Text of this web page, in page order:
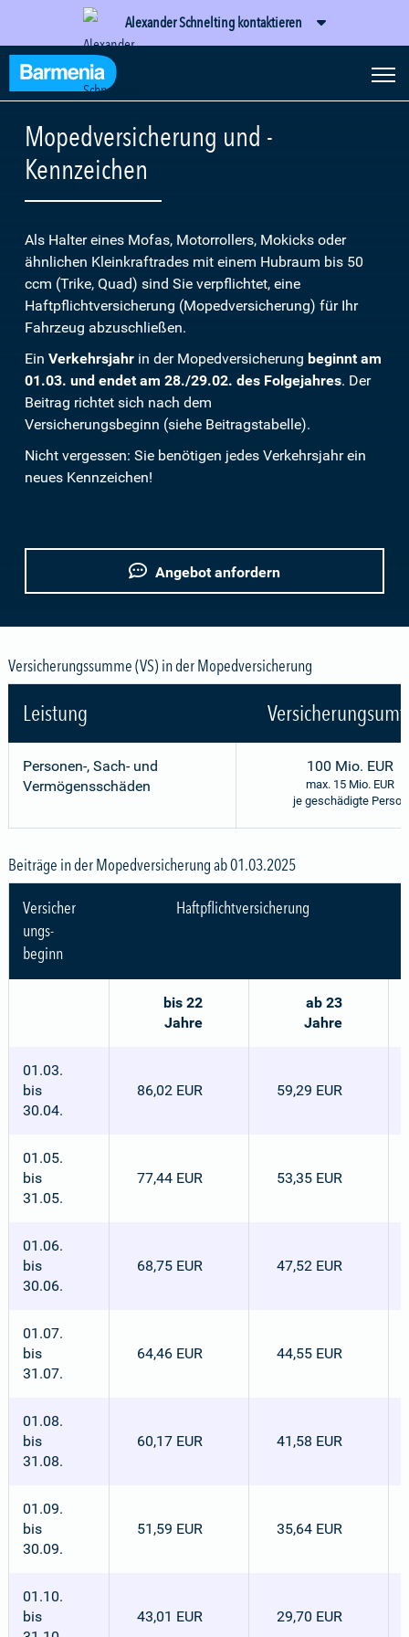
Alexander Schnelting kontaktieren
Mopedversicherung und -
Kennzeichen
Als Halter eines Mofas, Motorrollers, Mokicks oder
ähnlichen Kleinkraftrades mit einem Hubraum bis 50
ccm (Trike, Quad) sind Sie verpflichtet, eine
Haftpflichtversicherung (Mopedversicherung) für Ihr
Fahrzeug abzuschließen.
Ein Verkehrsjahr in der Mopedversicherung beginnt am
01.03. und endet am 28./29.02. des Folgejahres. Der
Beitrag richtet sich nach dem
Versicherungsbeginn (siehe Beitragstabelle).
Nicht vergessen: Sie benötigen jedes Verkehrsjahr ein
neues Kennzeichen!
Angebot anfordern
Versicherungssumme (VS) in der Mopedversicherung
Leistung
Personen-, Sach- und
Vermögensschäden
100 Mio. EUR
max. 15 Mio. EUR
je geschädigte Person
Beiträge in der Mopedversicherung ab 01.03.2025
Versicher
ungs-
beginn
Haftpflichtversicherung
bis 22
Jahre
ab 23
Jahre
01.03.
bis
30.04.
86,02 EUR 59,29 EUR
01.05.
bis
31.05.
77,44 EUR 53,35 EUR
01.06.
bis
30.06.
68,75 EUR 47,52 EUR
01.07.
bis
31.07.
64,46 EUR 44,55 EUR
01.08.
bis
31.08.
60,17 EUR 41,58 EUR
01.09.
bis
30.09.
51,59 EUR 35,64 EUR
01.10.
bis
43,01 EUR 29,70 EUR